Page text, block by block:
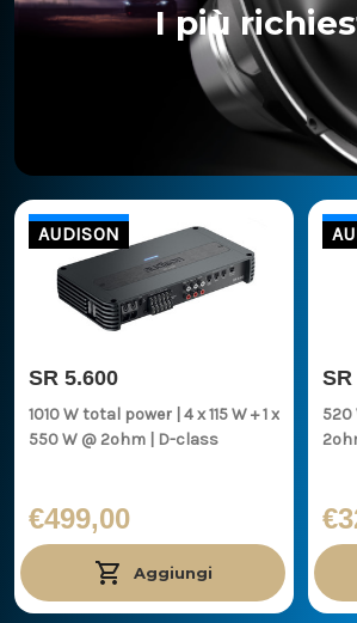
I più
AUDISON
SR 5.600
1010 W total power | 4 x 115 W + 1 x
550 W @ 2ohm | D-class
€499,00
Aggiungi
SR
520 W